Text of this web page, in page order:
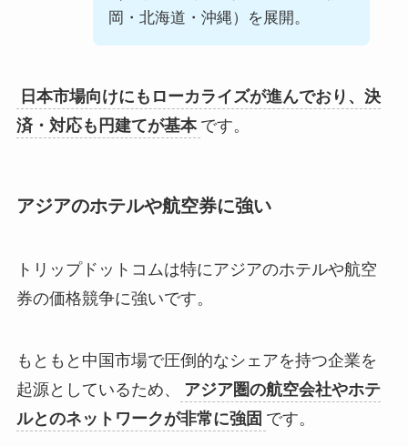
岡・北海道・沖縄）を展開。
日本市場向けにもローカライズが進んでおり、決
済・対応も円建てが基本 です。
アジアのホテルや航空券に強い
トリップドットコムは特にアジアのホテルや航空
券の価格競争に強いです。
もともと中国市場で圧倒的なシェアを持つ企業を
起源としているため、
アジア圏の航空会社やホテ
ルとのネットワークが非常に強固 です。